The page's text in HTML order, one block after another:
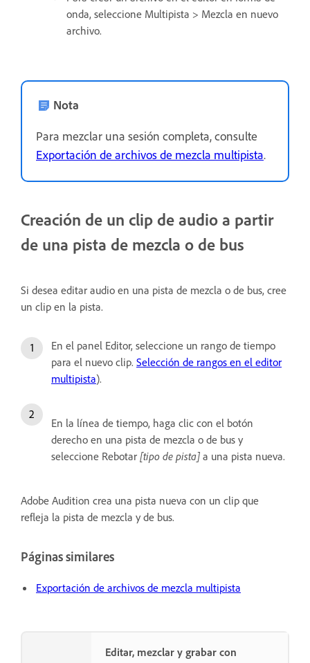
onda, seleccione Multipista > Mezcla en nuevo
archivo.
Nota
Para mezclar una sesión completa, consulte
Exportación de archivos de mezcla multipista.
Creación de un clip de audio a partir
de una pista de mezcla o de bus
Si desea editar audio en una pista de mezcla o de bus, cree
un clip en la pista.
En el panel Editor, seleccione un rango de tiempo
para el nuevo clip. Selección de rangos en el editor
multipista).
En la línea de tiempo, haga clic con el botón
derecho en una pista de mezcla o de bus y
seleccione Rebotar [tipo de pista] a una pista nueva.
Adobe Audition crea una pista nueva con un clip que
refleja la pista de mezcla y de bus.
Páginas similares
Exportación de archivos de mezcla multipista
Editar, mezclar y grabar con